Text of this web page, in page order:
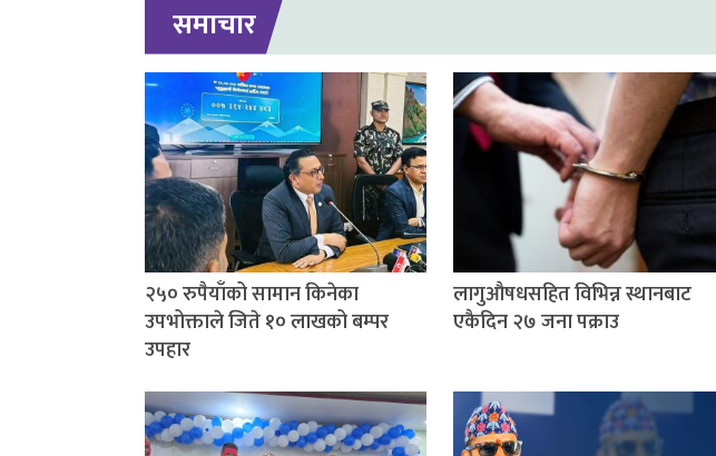
समाचार
२५० रुपैयाँको सामान किनेका
उपभोक्ताले जिते १० लाखको बम्पर
उपहार
लागुऔषधसहित विभिन्न स्थानबाट
एकैदिन २७ जना पक्राउ